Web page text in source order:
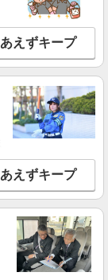
などを考慮し、
等
：千葉県市川市
ございます。 ※
、東京都、千葉
群馬県）及び山
ます。
を見る
売スタッフ
※上記は2026
年以上
：千葉県市川市
より、近隣の他店
ます。 ※入社数年
都、千葉県、埼玉
）及び山梨県内で
を見る
えずキープ
岩槻区・久喜市・
えずキープ